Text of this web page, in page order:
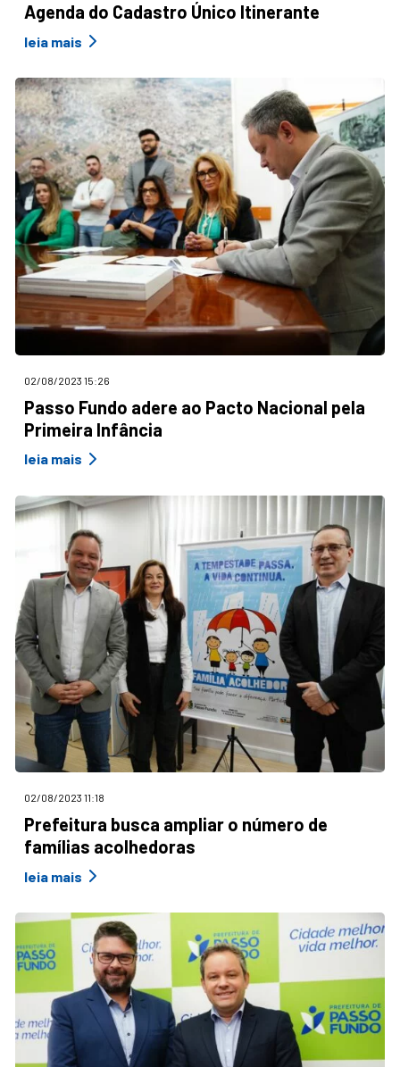
Agenda do Cadastro Único Itinerante
leia mais
02/08/2023 15:26
Passo Fundo adere ao Pacto Nacional pela
Primeira Infância
leia mais
02/08/2023 11:18
Prefeitura busca ampliar o número de
famílias acolhedoras
leia mais